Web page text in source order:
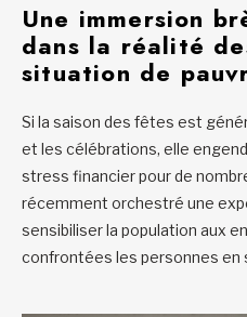
Une immersion
dans la réalité
situation de
Si la saison des fêtes est
et les célébrations, elle
stress financier pour de
récemment orchestré une
sensibiliser la population aux
confrontées les personnes en